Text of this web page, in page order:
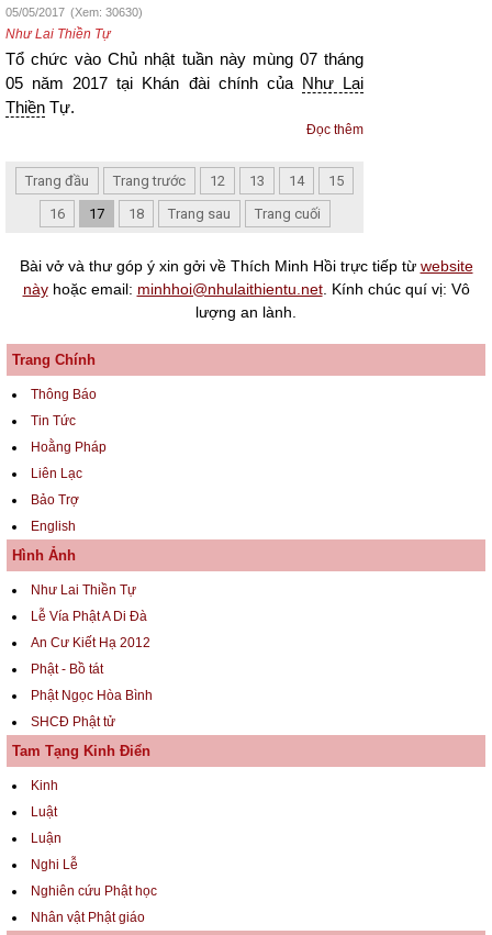
05/05/2017 (Xem: 30630)
Như Lai Thiền Tự
Tổ chức vào Chủ nhật tuần này mùng 07 tháng
05 năm 2017 tại Khán đài chính của Như Lai
Thiền Tự.
Đọc thêm
Trang đầu Trang trước 12 13 14
15
16
17 18 Trang sau Trang cuối
Bài vở và thư góp ý xin gởi về Thích Minh Hồi trực tiếp từ website
nàyhoặc email: minhhoi@nhulaithientu.net. Kính chúc quí vị: Vô
lượng an lành.
Trang Chính
Thông Báo
Tin Tức
Hoằng Pháp
Liên Lạc
Bảo Trợ
English
Hình Ảnh
Như Lai Thiền Tự
Lễ Vía Phật A Di Đà
An Cư Kiết Hạ 2012
Phật - Bồ tát
Phật Ngọc Hòa Bình
SHCĐ Phật tử
Tam Tạng Kinh Điển
Kinh
Luật
Luận
Nghi Lễ
Nghiên cứu Phật học
Nhân vật Phật giáo